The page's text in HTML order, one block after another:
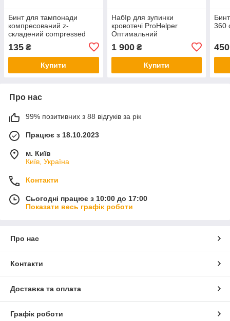
Бинт для тампонади
компресований z-
складений compressed
135 ₴
Купити
НабІр для зупинки
кровотечі ProHelper
Оптимальний
1 900₴
Купити
360
450
Про нас
99% позитивних з 88 відгуків за рік
Працює з 18.10.2023
м. Київ
Київ, Україна
Контакти
Сьогодні працює з 10:00 до 17:00
Показати весь графік роботи
Про нас
Контакти
Доставка та оплата
Графік роботи